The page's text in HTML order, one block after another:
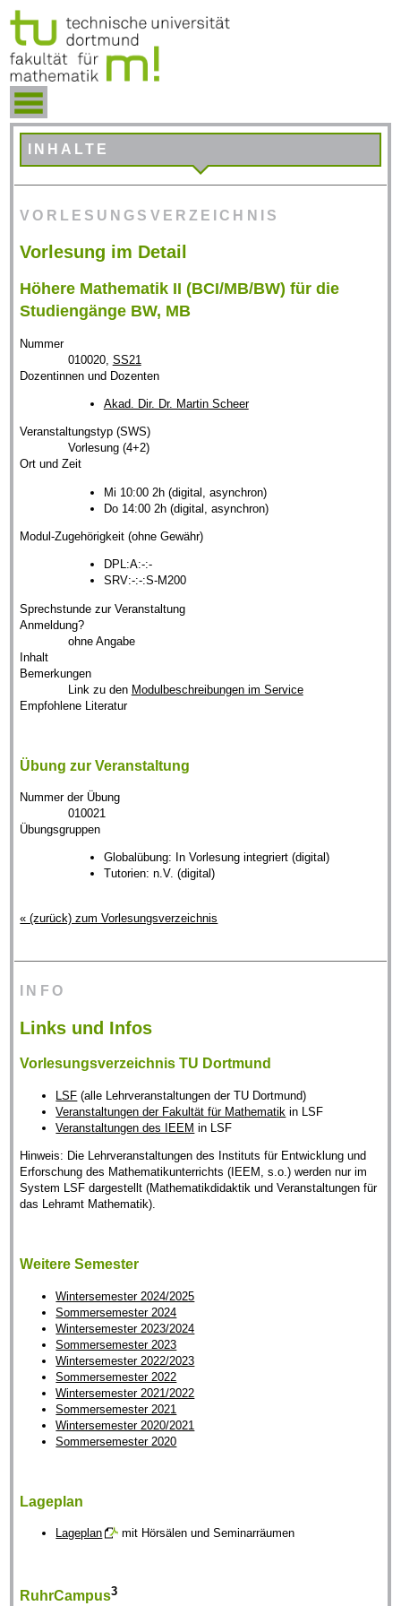
INHALTE
VORLESUNGSVERZEICHNIS
Vorlesung im Detail
Höhere Mathematik II (BCI/MB/BW) für die
Studiengänge BW, MB
Nummer
010020, SS21
Dozentinnen und Dozenten
Akad. Dir. Dr. Martin Scheer
Veranstaltungstyp (SWS)
Vorlesung (4+2)
Ort und Zeit
Mi 10:00 2h (digital, asynchron)
Do 14:00 2h (digital, asynchron)
Modul-Zugehörigkeit (ohne Gewähr)
DPL:A:-:-
SRV:-:-:S-M200
Sprechstunde zur Veranstaltung
Anmeldung?
ohne Angabe
Inhalt
Bemerkungen
Link zu den Modulbeschreibungen im Service
Empfohlene Literatur
Übung zur Veranstaltung
Nummer der Übung
010021
Übungsgruppen
Globalübung: In Vorlesung integriert (digital)
Tutorien: n.V. (digital)
« (zurück) zum Vorlesungsverzeichnis
INFO
Links und Infos
Vorlesungsverzeichnis TU Dortmund
LSF (alle Lehrveranstaltungen der TU Dortmund)
Veranstaltungen der Fakultät für Mathematik in LSF
Veranstaltungen des IEEM in LSF
Hinweis: Die Lehrveranstaltungen des Instituts für Entwicklung und
Erforschung des Mathematikunterrichts (IEEM, s.o.) werden nur im
System LSF dargestellt (Mathematikdidaktik und Veranstaltungen für
das Lehramt Mathematik).
Weitere Semester
Wintersemester 2024/2025
Sommersemester 2024
Wintersemester 2023/2024
Sommersemester 2023
Wintersemester 2022/2023
Sommersemester 2022
Wintersemester 2021/2022
Sommersemester 2021
Wintersemester 2020/2021
Sommersemester 2020
Lageplan
Lageplan mit Hörsälen und Seminarräumen
RuhrCampus3